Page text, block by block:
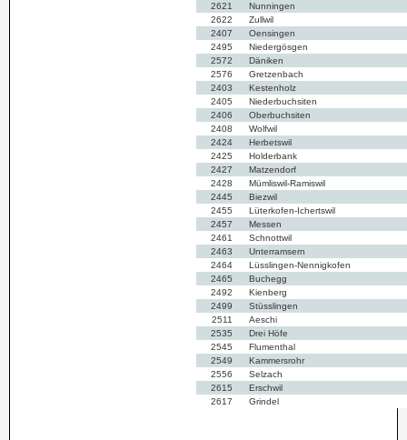
2621
Nunningen
2622
Zullwil
2407
Oensingen
2495
Niedergösgen
2572
Däniken
2576
Gretzenbach
2403
Kestenholz
2405
Niederbuchsiten
2406
Oberbuchsiten
2408
Wolfwil
2424
Herbetswil
2425
Holderbank
2427
Matzendorf
2428
Mümliswil-Ramiswil
2445
Biezwil
2455
Lüterkofen-Ichertswil
2457
Messen
2461
Schnottwil
2463
Unterramsern
2464
Lüsslingen-Nennigkofen
2465
Buchegg
2492
Kienberg
2499
Stüsslingen
2511
Aeschi
2535
Drei Höfe
2545
Flumenthal
2549
Kammersrohr
2556
Selzach
2615
Erschwil
2617
Grindel